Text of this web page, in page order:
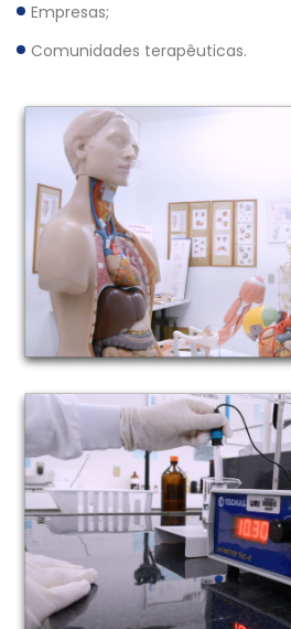
Empresas;
Comunidades terapêuticas.